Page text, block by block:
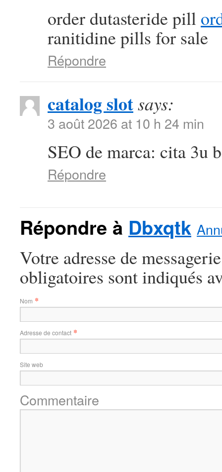
order dutasteride pill
ranitidine pills for sale
Répondre
catalog slotsays:
3 août 2026 at 10 h 24 min
SEO de marca: cita 3u
Répondre
Répondre à Dbxqtk
Votre adresse de
obligatoires sont indiqués
Nom *
Adresse de contact *
Site web
Commentaire